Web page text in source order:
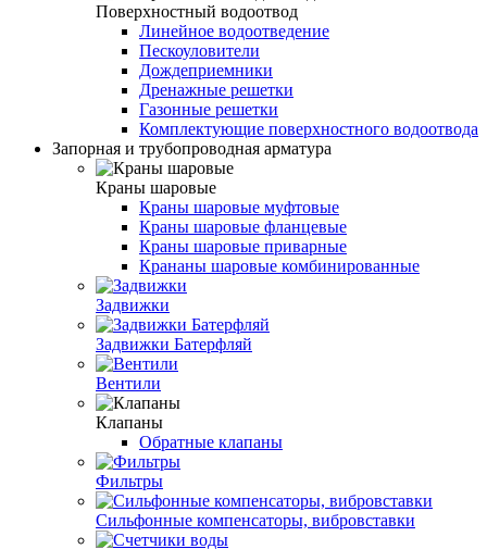
Поверхностный водоотвод
Линейное водоотведение
Пескоуловители
Дождеприемники
Дренажные решетки
Газонные решетки
Комплектующие поверхностного водоотвода
Запорная и трубопроводная арматура
Краны шаровые
Краны шаровые муфтовые
Краны шаровые фланцевые
Краны шаровые приварные
Крананы шаровые комбинированные
Задвижки
Задвижки Батерфляй
Вентили
Клапаны
Обратные клапаны
Фильтры
Сильфонные компенсаторы, вибровставки